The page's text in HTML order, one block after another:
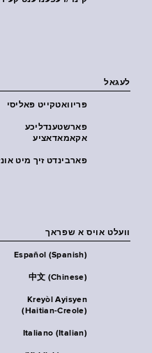
לעגאל
פּריוואטקייט פּאליסי
פארשטענדליכע
אקאמאדאציע
פארבינדט זיך מיט
וועלט אויס א שפראך
Español (Spanish)
中文 (Chinese)
Kreyòl Ayisyen
(Haitian-Creole)
Italiano (Italian)